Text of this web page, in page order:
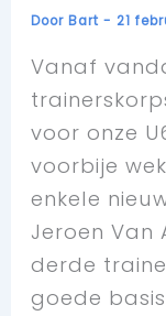
Door Bart-21
Vanaf
voor onze
voorbije
enkele
Jeroen Van
derde
goede